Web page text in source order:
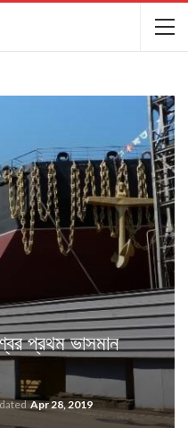
প্রথম ভাসমান
Apr 28, 2019